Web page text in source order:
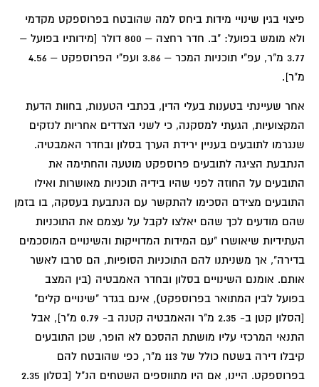
פיצוי בגין שינויי מידות ביחס למה שהובטח בפרוספקט מקדמי
ולא מומש בפועל: "ב. חדר רחצה – 800 דולר [מידותיו בפועל –
3.77 מ"ר, עפ"י תוכניות המכר – 3.86 ועפ"י הפרוספקט – 4.56
מ"ר].
אחר שעיינתי בטענות בעלי הדין, בכתבי הטענות, בחוות הדעת
המקצועיות, הגעתי למסקנה, כי לשני הצדדים אחריות לנזקים
שנגרמו לתובעים בעניין ירידת הערך בסלון ובחדר האמבטיה.
הנתבעת הציגה לתובעים פרוספקט מוטעה והחתימה את
התובעים על החוזה לפני שהיו בידיה תוכניות מאושרות ואילו
התובעים מצידם הסכימו להתקשר עם הנתבעת בעסקה, בו בזמן
שהם מודעים לכך שהם יאלצו לקבל על עצמם את התוכניות
העתידיות שיאושרו "עם המידות המדוייקות והשינויים המוסכמים
בדירה", אך משניתנו להם התוכניות הסופיות, הם סרבו לאשר
אותם. אומנם השינויים בסלון ובחדר האמבטיה (בין המצב
בפועל לבין המתואר בפרוספקט), אינם בגדר "שינויים קלים"
[הסלון קטן ב- 2.35 מ"ר והאמבטיה קטנה ב- 0.79 מ"ר], אבל
התנאי המרכזי עליו מושתת ההסכם לא הופר, שכן התובעים
קיבלו דירה בשטח כולל של 113 מ"ר, כפי שהובטח להם
בפרוספקט. היינו, אם היו מתווספים השטחים הנ"ל [בסלון 2.35